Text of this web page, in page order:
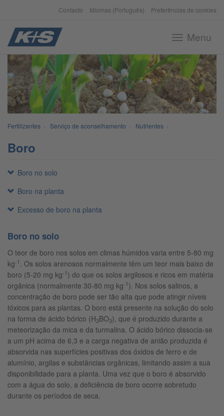
Contacto Idiomas (Português) Preferências de cookies
ToggleMenu
Fertilizantes Serviço de aconselhamento Nutrientes
Boro
Boro no solo
Boro na planta
Excesso de boro na planta
Boro no solo
O teor de boro nos solos em climas húmidos varia entre 5-80 mg
kg-1 . Os solos arenosos normalmente têm um teor mais baixo de
boro (5-20 mg kg-1 ) do que os solos argilosos e ricos em matéria
orgânica (normalmente 30-80 mg kg-1 ). Nos solos salinos, a
concentração de boro pode ser tão alta que pode atingir níveis
tóxicos para as plantas. O boro está presente na solução do solo
na forma de ácido bórico (H3BO3), que é produzido durante a
meteorização da mica e da turmalina. O ácido bórico dissocia-se
a um pH acima de 6,3 e a carga negativa de anião produzida é
absorvida nas superfícies positivas dos óxidos de ferro e de
alumínio, argilas e substâncias orgânicas, limitando assim a sua
disponibilidade para a planta. Uma vez que o boro é absorvido
com a água do solo, a deficiência de boro ocorre sobretudo
durante os períodos de seca.